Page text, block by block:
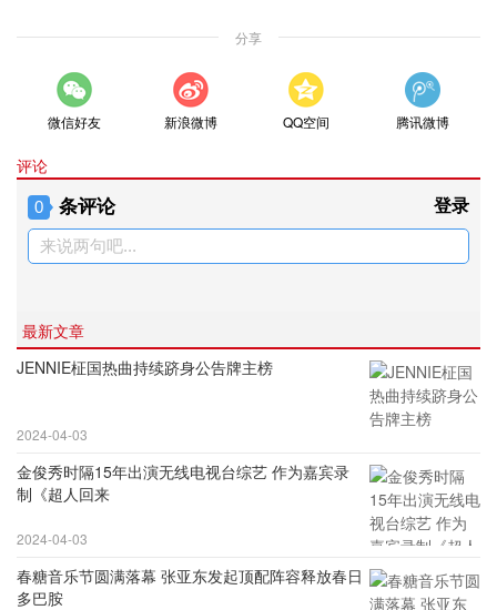
分享
微信好友 新浪微博 QQ空间 腾讯微博
评论
0 条评论 登录
来说两句吧...
最新文章
JENNIE柾国热曲持续跻身公告牌主榜
2024-04-03
金俊秀时隔15年出演无线电视台综艺 作为嘉宾录
制《超人回来
2024-04-03
春糖音乐节圆满落幕 张亚东发起顶配阵容释放春日
多巴胺